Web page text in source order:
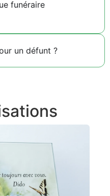
funéraire
un défunt ?